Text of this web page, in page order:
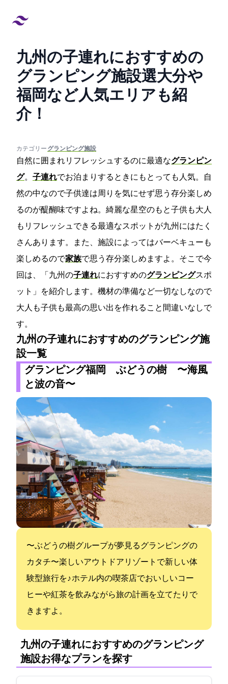
九州の子連れにおすすめの
グランピング施設7選!大分や
福岡など人気エリアも紹
介！
カテゴリー: #グランピング施設
自然に囲まれリフレッシュするのに最適なグランピン
グ。 子連れでお泊まりするときにもとっても人気。自
然の中なので子供達は周りを気にせず思う存分楽しめ
るのが醍醐味ですよね。綺麗な星空のもと子供も大人
もリフレッシュできる最適なスポットが九州にはたく
さんあります。また、施設によってはバーベキューも
楽しめるので家族で思う存分楽しめますよ。そこで今
回は、「九州の子連れにおすすめのグランピングスポ
ット」を紹介します。機材の準備など一切なしなので
大人も子供も最高の思い出を作れること間違いなしで
す。
九州の子連れにおすすめのグランピング施
設一覧
グランピング福岡 ぶどうの樹 〜海風
と波の音〜
〜ぶどうの樹グループが夢見るグランピングの
カタチ〜楽しいアウトドアリゾートで新しい体
験型旅行を♪ ホテル内の喫茶店でおいしいコー
ヒーや紅茶を飲みながら旅の計画を立てたりで
きますよ。
九州の子連れにおすすめのグランピング
施設:お得なプランを探す